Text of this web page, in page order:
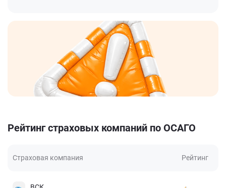
Рейтинг страховых компаний по ОСАГО
Страховая компания Рейтинг